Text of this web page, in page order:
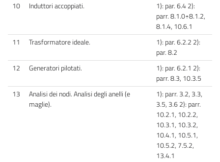
10
Induttori accoppiati.
1): par. 6.4 2):
parr. 8.1.0÷8.1.2,
8.1.4, 10.6.1
11
Trasformatore ideale.
1): par. 6.2.2 2):
par. 8.2
12
Generatori pilotati.
1): par. 6.2.1 2):
parr. 8.3, 10.3.5
13
Analisi dei nodi. Analisi degli anelli (e
maglie).
1): parr. 3.2, 3.3,
3.5, 3.6 2): parr.
10.2.1, 10.2.2,
10.3.1, 10.3.2,
10.4.1, 10.5.1,
10.5.2, 7.5.2,
13.4.1